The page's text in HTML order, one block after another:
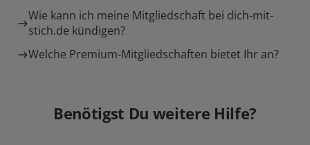
Wie kann ich meine Mitgliedschaft bei dich-mit-
stich.de kündigen?
Welche Premium-Mitgliedschaften bietet Ihr an?
Benötigst Du weitere Hilfe?